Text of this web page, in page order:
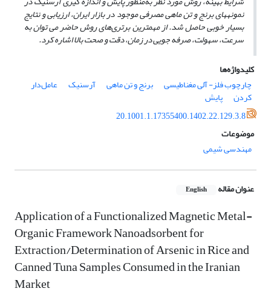
نمونههای برنج و تن ماهی مصرفی موجود در بازار ایران، ارزیابی و نتایج
بسیار خوبی حاصل شد. از مهمترین برتری‌های روش حاضر میتوان به
سرعت، سهولت، صرفهجویی در زمان، دقت و صحت بالا اشاره کرد.
کلیدواژه‌ها
چارچوب فلز- آلی مغناطیسی
برنج و تن ماهی آرسنیک عامل‌دار
کردن
پایش
20.1001.1.17355400.1402.22.129.3.8
موضوعات
مهندسی شیمی
عنوان مقاله English
Application of a Functionalized Magnetic Metal-
Organic Framework Nanoadsorbent for
Extraction/Determination of Arsenic in Rice and
Canned Tuna Samples Consumed in the Iranian
Market